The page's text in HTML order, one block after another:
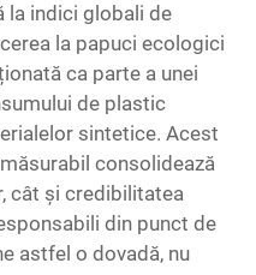
la indici globali de
la papuci ecologici
ca parte a unei
de plastic
sintetice. Acest
consolidează
cât și credibilitatea
din punct de
astfel o dovadă, nu